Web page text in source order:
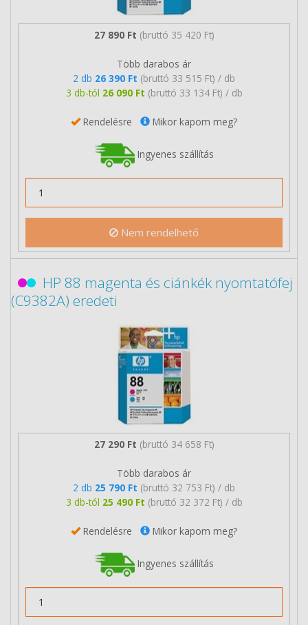
27 890 Ft (bruttó 35 420 Ft)
Több darabos ár
2 db 26 390 Ft (bruttó 33 515 Ft) / db
3 db-tól 26 090 Ft (bruttó 33 134 Ft) / db
Rendelésre Mikor kapom meg?
Ingyenes szállítás
Nem rendelhető
HP 88 magenta és ciánkék nyomtatófej
(C9382A) eredeti
27 290 Ft (bruttó 34 658 Ft)
Több darabos ár
2 db 25 790 Ft (bruttó 32 753 Ft) / db
3 db-tól 25 490 Ft (bruttó 32 372 Ft) / db
Rendelésre Mikor kapom meg?
Ingyenes szállítás